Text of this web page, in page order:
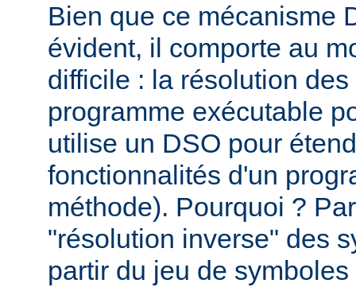
Bien que ce mécanisme
évident, il comporte au
difficile : la résolution
programme exécutable
utilise un DSO pour
fonctionnalités d'un
méthode). Pourquoi ?
"résolution inverse" des
partir du jeu de